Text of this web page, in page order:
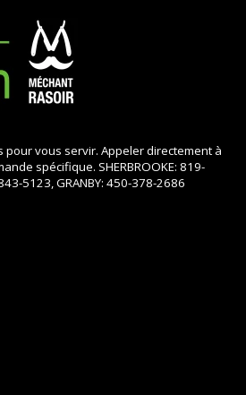
pour vous servir. Appeler directement à
spécifique. SHERBROOKE: 819-
5123, GRANBY: 450-378-2686